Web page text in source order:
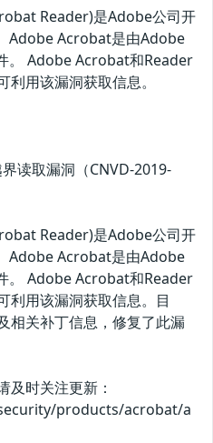
Reader)是Adobe公司开
Adobe Acrobat是由Adobe
。 Adobe Acrobat和Reader
用该漏洞获取信息。
读取漏洞（CNVD-2019-
Reader)是Adobe公司开
Adobe Acrobat是由Adobe
。 Adobe Acrobat和Reader
利用该漏洞获取信息。目
相关补丁信息，修复了此漏
及时关注更新：
products/acrobat/a